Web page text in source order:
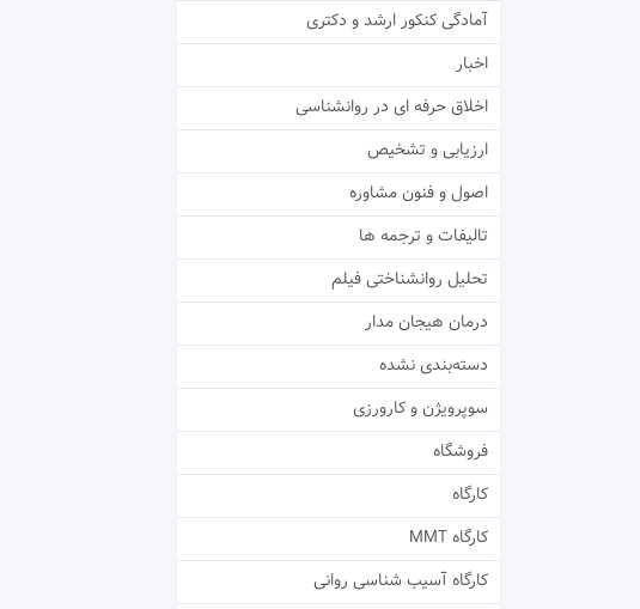
آمادگی کنکور ارشد و دکتری
اخبار
اخلاق حرفه ای در روانشناسی
ارزیابی و تشخیص
اصول و فنون مشاوره
تالیفات و ترجمه ها
تحلیل روانشناختی فیلم
درمان هیجان مدار
دسته‌بندی نشده
سوپرویژن و کارورزی
فروشگاه
کارگاه
کارگاه MMT
کارگاه آسیب شناسی روانی